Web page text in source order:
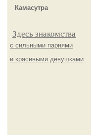
Камасутра
Здесь знакомства
с сильными парнями
и красивыми девушками